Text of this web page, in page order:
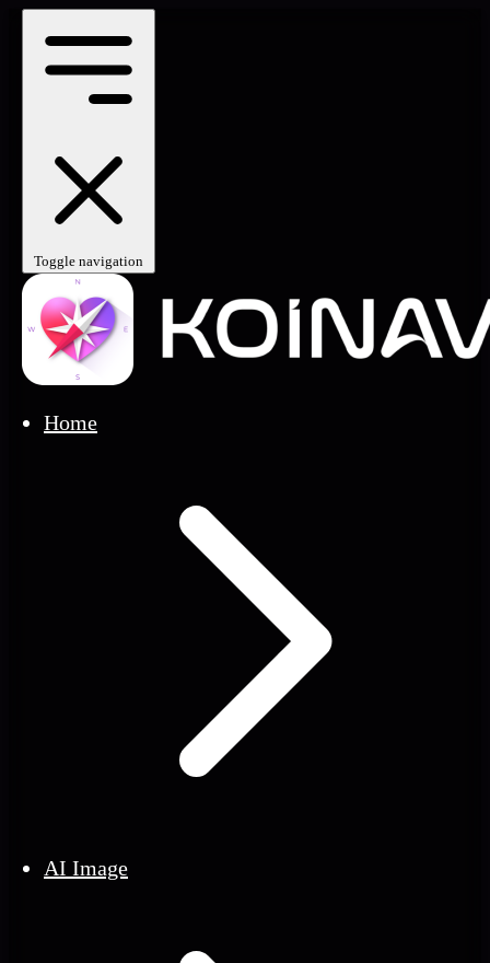
Toggle navigation
Home
AI Image